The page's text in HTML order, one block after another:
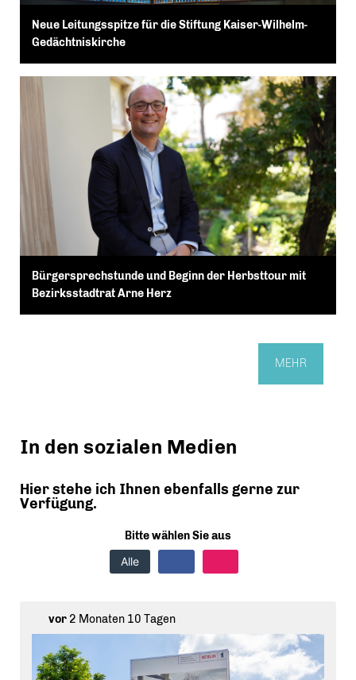
Neue Leitungsspitze für die Stiftung Kaiser-Wilhelm-
Gedächtniskirche
Bürgersprechstunde und Beginn der Herbsttour mit
Bezirksstadtrat Arne Herz
MEHR
In den sozialen Medien
Hier stehe ich Ihnen ebenfalls gerne zur
Verfügung.
Bitte wählen Sie aus
Alle
vor2 Monaten 10 Tagen